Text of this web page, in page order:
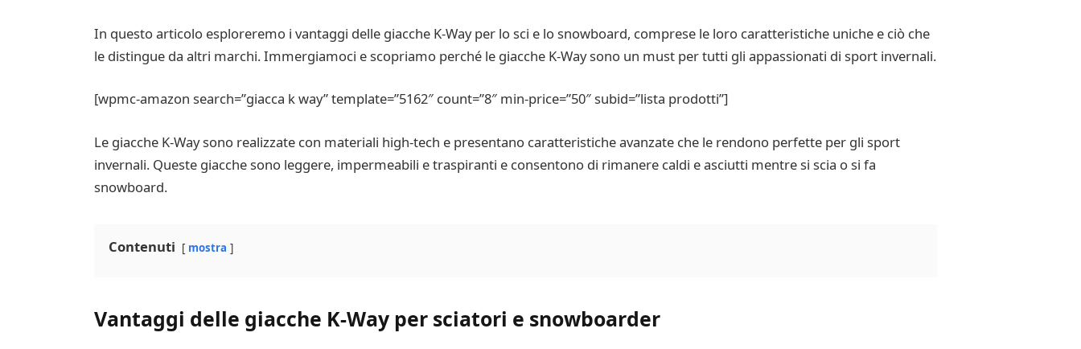
In questo articolo esploreremo i vantaggi delle giacche K-Way per lo sci e lo snowboard, comprese le loro caratteristiche uniche e ciò che
le distingue da altri marchi. Immergiamoci e scopriamo perché le giacche K-Way sono un must per tutti gli appassionati di sport invernali.
[wpmc-amazon search=”giacca k way” template=”5162″ count=”8″ min-price=”50″ subid=”lista prodotti”]
Le giacche K-Way sono realizzate con materiali high-tech e presentano caratteristiche avanzate che le rendono perfette per gli sport
invernali. Queste giacche sono leggere, impermeabili e traspiranti e consentono di rimanere caldi e asciutti mentre si scia o si fa
snowboard.
Contenuti mostra
Vantaggi delle giacche K-Way per sciatori e snowboarder